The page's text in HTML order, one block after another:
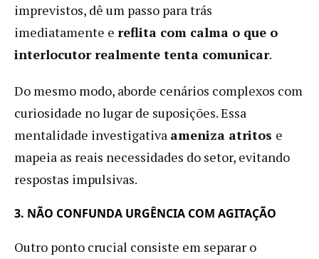
imprevistos, dê um passo para trás
imediatamente e reflita com calma o que o
interlocutor realmente tenta comunicar.
Do mesmo modo, aborde cenários complexos com
curiosidade no lugar de suposições. Essa
mentalidade investigativa ameniza atritos e
mapeia as reais necessidades do setor, evitando
respostas impulsivas.
3. NÃO CONFUNDA URGÊNCIA COM AGITAÇÃO
Outro ponto crucial consiste em separar o